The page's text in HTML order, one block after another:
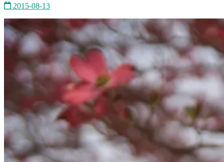
2015-08-13